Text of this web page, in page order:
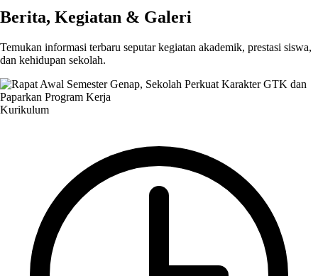
Berita, Kegiatan & Galeri
Temukan informasi terbaru seputar kegiatan akademik, prestasi siswa,
dan kehidupan sekolah.
Kurikulum